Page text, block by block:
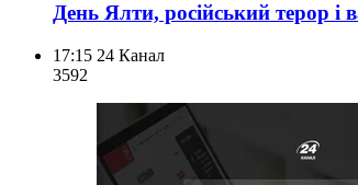
День Ялти, російський терор і
17:15 24 Канал
3592